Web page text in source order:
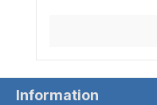
Information